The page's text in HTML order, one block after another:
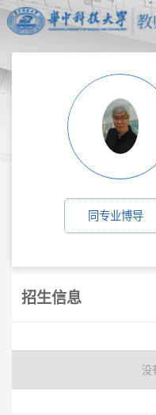
同专业博导
招生信息
没